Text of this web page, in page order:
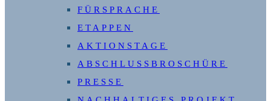
FÜRSPRACHE
ETAPPEN
AKTIONSTAGE
ABSCHLUSSBROSCHÜRE
PRESSE